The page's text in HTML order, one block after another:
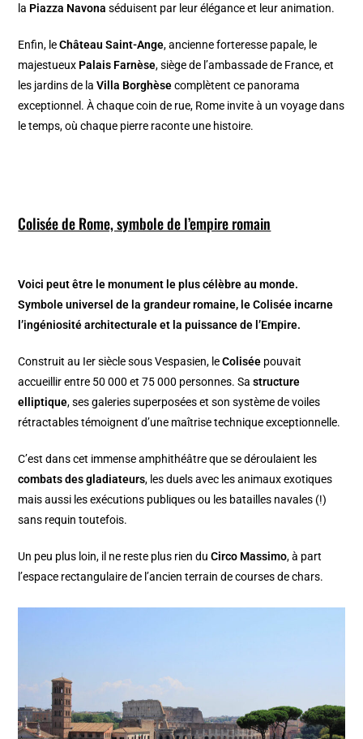
la Piazza Navona séduisent par leur élégance et leur animation.
Enfin, leChâteau Saint-Ange, ancienne forteresse papale, le
majestueux Palais Farnèse, siège de l’ambassade de France, et
les jardins de laVilla Borghèsecomplètent ce panorama
exceptionnel. À chaque coin de rue, Rome invite à un voyage dans
le temps, où chaque pierre raconte une histoire.
Colisée de Rome, symbole de l’empire romain
Voici peut être le monument le plus célèbre au monde.
Symbole universel de la grandeur romaine, le Colisée incarne
l’ingéniosité architecturale et la puissance de l’Empire.
Construit au Ier siècle sous Vespasien, leColisée pouvait
accueillir entre 50 000 et 75 000 personnes. Sastructure
elliptique, ses galeries superposées et son système de voiles
rétractables témoignent d’une maîtrise technique exceptionnelle.
C’est dans cet immense amphithéâtre que se déroulaient les
combats des gladiateurs, les duels avec les animaux exotiques
mais aussi les exécutions publiques ou les batailles navales (!)
sans requin toutefois.
Un peu plus loin, il ne reste plus rien duCirco Massimo, à part
l’espace rectangulaire de l’ancien terrain de courses de chars.